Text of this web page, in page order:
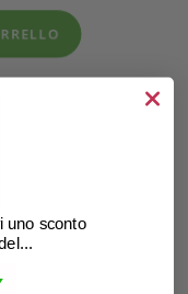
uno sconto